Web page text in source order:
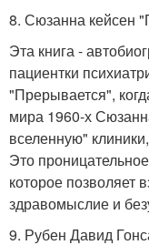
8. Сюзанна кейсен
Эта книга -
пациентки
"Прерывается",
мира 1960-х
вселенную"
Это
которое позволяет
здравомыслие и
9. Рубен Давид